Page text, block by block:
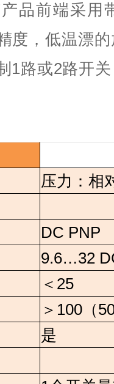
品前端采用
度，低温漂
1路或2路开
压力：相
DC PNP
9.6…32
＜ 25
＞ 100 （
是